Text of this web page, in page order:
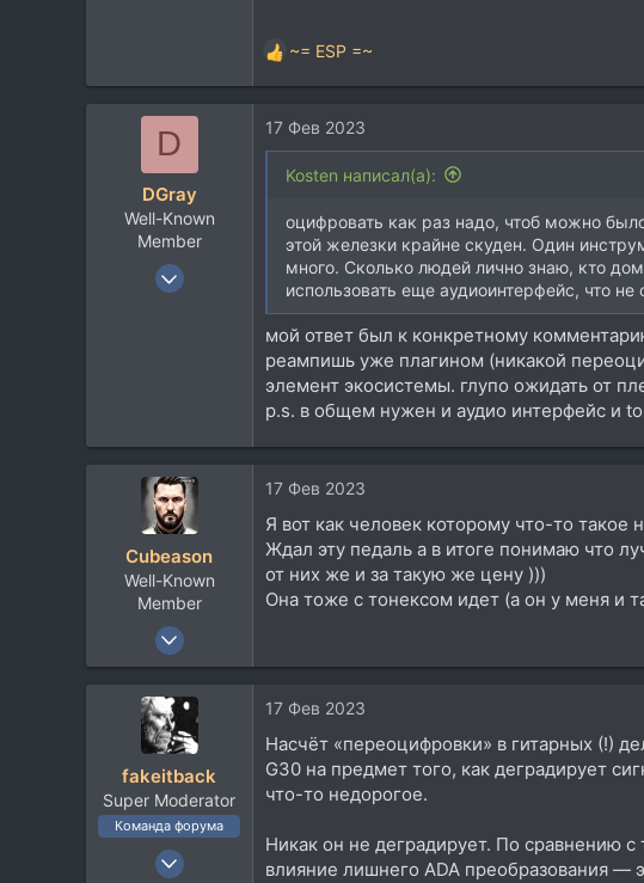
Р
е
к
ц
~= ESP =~
D
DGray
Well-Known
Member
15 Апр 2004
17 Фев 2023
Kosten написал(а):
оцифровать как раз надо, чтоб можно
этой железки крайне скуден. Один
много. Сколько людей лично знаю, кто
использовать еще аудиоинтерфейс, что не
мой ответ был к конкретному
реампишь уже плагином (никакой
элемент экосистемы. глупо ожидать от
p.s. в общем нужен и аудио интерфейс и
Cubeason
Well-Known
Member
11 Окт 2013
839
Grodno
17 Фев 2023
Я вот как человек которому что-то
Ждал эту педаль а в итоге понимаю что
от них же и за такую же цену )))
Она тоже с тонексом идет (а он у меня и
fakeitback
Super Moderator
Команда форума
6 Май 2005
17 Фев 2023
Насчёт «переоцифровки» в гитарных (!)
G30 на предмет того, как деградирует
что-то недорогое.
Никак он не деградирует. По сравнению
влияние лишнего ADA преобразования —